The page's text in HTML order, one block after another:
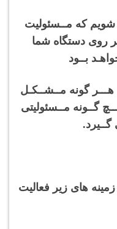
شویم که مــسئولیت
روی دستگاه شما
بــود
گونه مــشــکـل
گــونه مــسئولیتی
گــیرد.
های زیر فعالیت